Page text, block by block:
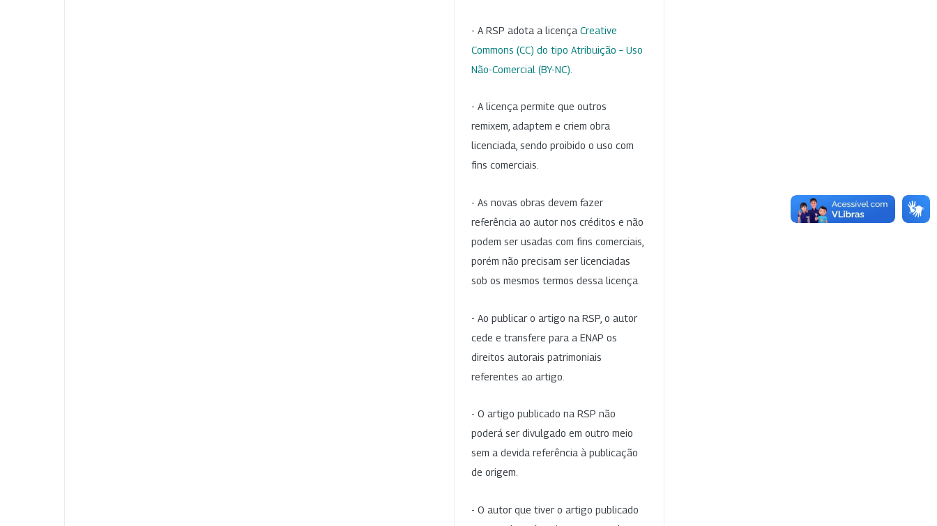
- A RSP adota a licença Creative
Commons (CC) do tipo Atribuição – Uso
Não-Comercial (BY-NC)
- A licença permite que outros
remixem, adaptem e criem obra
licenciada, sendo proibido o uso com
fins comerciais.
- As novas obras devem fazer
referência ao autor nos créditos e não
podem ser usadas com fins comerciais,
porém não precisam ser licenciadas
sob os mesmos termos dessa licença.
- Ao publicar o artigo na RSP, o autor
cede e transfere para a ENAP os
direitos autorais patrimoniais
referentes ao artigo.
- O artigo publicado na RSP não
poderá ser divulgado em outro meio
sem a devida referência à publicação
de origem.
- O autor que tiver o artigo publicado